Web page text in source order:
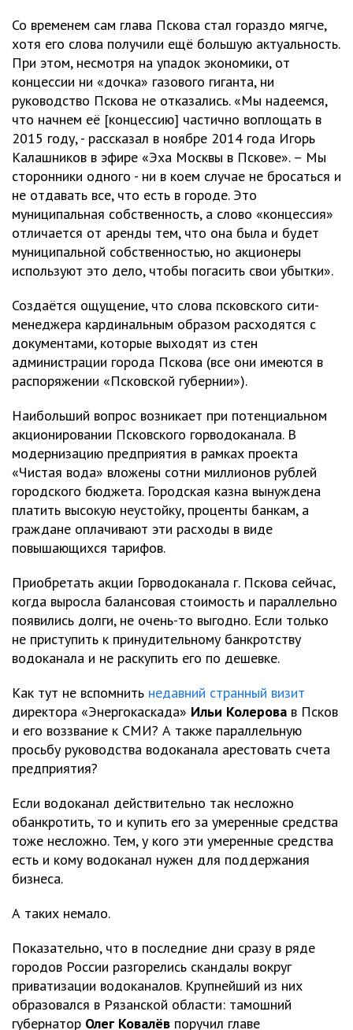
Со временем сам глава Пскова стал гораздо мягче,
хотя его слова получили ещё большую актуальность.
При этом, несмотря на упадок экономики, от
концессии ни «дочка» газового гиганта, ни
руководство Пскова не отказались. «Мы надеемся,
что начнем её [концессию] частично воплощать в
2015 году, - рассказал в ноябре 2014 года Игорь
Калашников в эфире «Эха Москвы в Пскове». – Мы
сторонники одного - ни в коем случае не бросаться и
не отдавать все, что есть в городе. Это
муниципальная собственность, а слово «концессия»
отличается от аренды тем, что она была и будет
муниципальной собственностью, но акционеры
используют это дело, чтобы погасить свои убытки».
Создаётся ощущение, что слова псковского сити-
менеджера кардинальным образом расходятся с
документами, которые выходят из стен
администрации города Пскова (все они имеются в
распоряжении «Псковской губернии»).
Наибольший вопрос возникает при потенциальном
акционировании Псковского горводоканала. В
модернизацию предприятия в рамках проекта
«Чистая вода» вложены сотни миллионов рублей
городского бюджета. Городская казна вынуждена
платить высокую неустойку, проценты банкам, а
граждане оплачивают эти расходы в виде
повышающихся тарифов.
Приобретать акции Горводоканала г. Пскова сейчас,
когда выросла балансовая стоимость и параллельно
появились долги, не очень-то выгодно. Если только
не приступить к принудительному банкротству
водоканала и не раскупить его по дешевке.
Как тут не вспомнить недавний странный визит
директора «Энергокаскада» Ильи Колерова в Псков
и его воззвание к СМИ? А также параллельную
просьбу руководства водоканала арестовать счета
предприятия?
Если водоканал действительно так несложно
обанкротить, то и купить его за умеренные средства
тоже несложно. Тем, у кого эти умеренные средства
есть и кому водоканал нужен для поддержания
бизнеса.
А таких немало.
Показательно, что в последние дни сразу в ряде
городов России разгорелись скандалы вокруг
приватизации водоканалов. Крупнейший из них
образовался в Рязанской области: тамошний
губернатор Олег Ковалёв поручил главе